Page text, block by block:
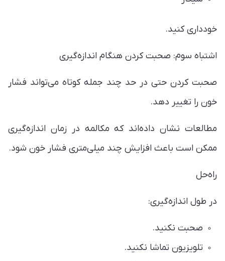
خودداری کنید.
اشتباه سوم: صحبت کردن هنگام اندازه‌گیری
صحبت کردن حتی در حد چند جمله کوتاه می‌تواند فشار
خون را تغییر دهد.
مطالعات نشان داده‌اند که مکالمه در زمان اندازه‌گیری
ممکن است باعث افزایش چند میلی‌متری فشار خون شود.
راه‌حل
در طول اندازه‌گیری:
صحبت نکنید.
تلویزیون تماشا نکنید.